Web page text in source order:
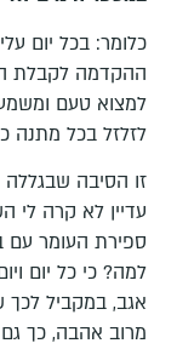
כלומר: בכל יום
ההקדמה לקבלת
למצוא טעם
לזלזל בכל מתנה
זו הסיבה
עדיין לא קרה לי
ספירת העומר עם
למה? כי כל יום
אגב, במקביל לכך
מרוב אהבה, כך